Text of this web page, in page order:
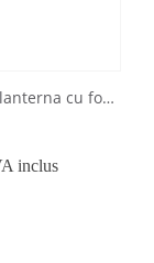
Jaxman Z1 lanterna cu focalizare de distanta si inundare
inclus